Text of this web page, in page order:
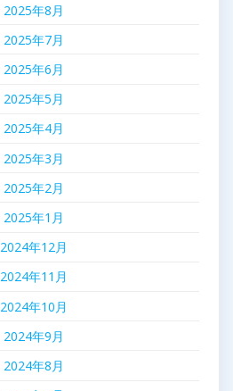
2025年8月
2025年7月
2025年6月
2025年5月
2025年4月
2025年3月
2025年2月
2025年1月
2024年12月
2024年11月
2024年10月
2024年9月
2024年8月